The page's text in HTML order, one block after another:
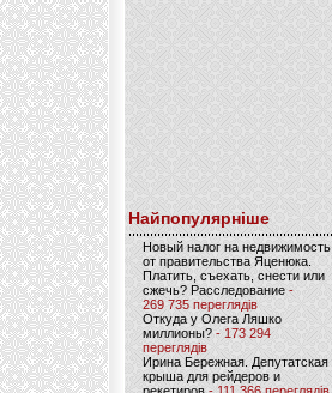
Найпопулярніше
Новый налог на недвижимость
от правительства Яценюка.
Платить, съехать, снести или
сжечь? Расследование-
269 735 переглядів
Откуда у Олега Ляшко
миллионы? - 173 294
переглядів
Ирина Бережная. Депутатская
крыша для рейдеров и